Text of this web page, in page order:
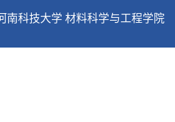
南科技大学 材料科学与工程学院